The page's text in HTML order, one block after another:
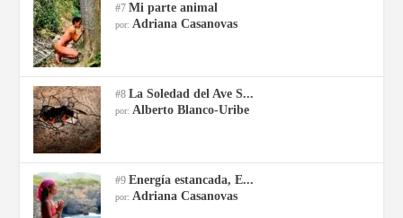
#7Mi parte animal
por:Adriana Casanovas
#8La Soledad del Ave S...
por:Alberto Blanco-Uribe
#9Energía estancada, E...
por:Adriana Casanovas